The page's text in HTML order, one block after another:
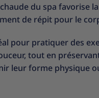
du spa favorise
de répit pour le
pour pratiquer des
tout en
leur forme physique